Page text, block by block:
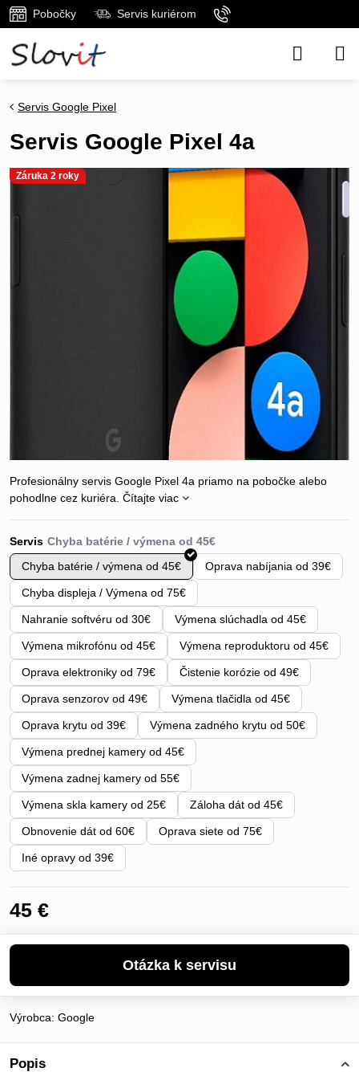
Pobočky Servis kuriérom
Záruka 2 roky
Servis Google Pixel
Servis Google Pixel 4a
Profesionálny servis Google Pixel 4a priamo na pobočke alebo
pohodlne cez kuriéra. Čítajte viac
Servis
Chyba batérie / výmena od 45€
Oprava nabíjania od 39€
Chyba displeja / Výmena od 75€
Nahranie softvéru od 30€ Výmena slúchadla od 45€
Výmena mikrofónu od 45€ Výmena reproduktoru od 45€
Oprava elektroniky od 79€ Čistenie korózie od 49€
Oprava senzorov od 49€ Výmena tlačidla od 45€
Oprava krytu od 39€ Výmena zadného krytu od 50€
Výmena prednej kamery od 45€
Výmena zadnej kamery od 55€
Výmena skla kamery od 25€ Záloha dát od 45€
Obnovenie dát od 60€ Oprava siete od 75€
Iné opravy od 39€
45 €
Výrobca: Google
Popis